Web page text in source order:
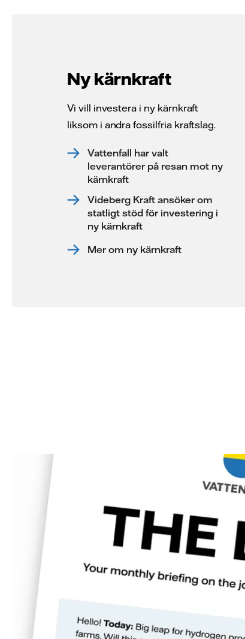
Ny kärnkraft
Vi vill investera i ny kärnkraft
liksom i andra fossilfria kraftslag.
Vattenfall har valt
leverantörer på resan mot ny
kärnkraft
Videberg Kraft ansöker om
statligt stöd för investering i
ny kärnkraft
Mer om ny kärnkraft